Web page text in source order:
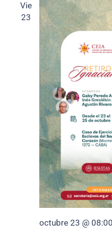
Vie
23
octubre 23 @ 08:00